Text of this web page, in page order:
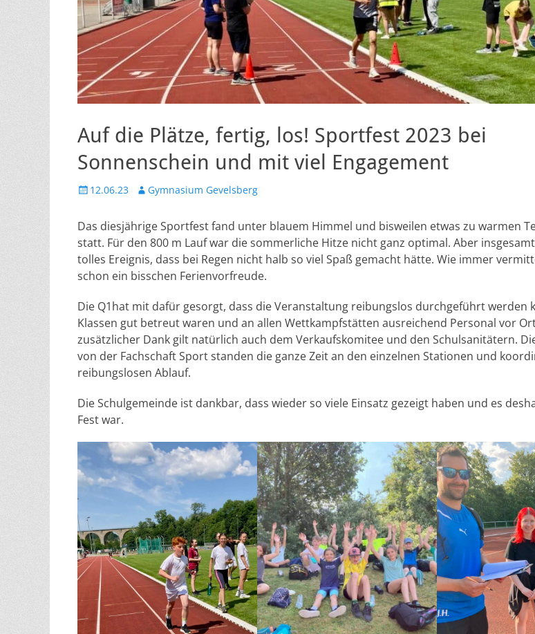
Auf die Plätze, fertig, los! Sportfest 2023 bei
Sonnenschein und mit viel Engagement
Veröffentlicht
12.06.23 AutorGymnasium Gevelsberg
Das diesjährige Sportfest fand unter blauem Himmel und bisweilen etwas zu warmen
statt. Für den 800 m Lauf war die sommerliche Hitze nicht ganz optimal. Aber
tolles Ereignis, dass bei Regen nicht halb so viel Spaß gemacht hätte. Wie immer
schon ein bisschen Ferienvorfreude.
Die Q1hat mit dafür gesorgt, dass die Veranstaltung reibungslos durchgeführt werden
Klassen gut betreut waren und an allen Wettkampfstätten ausreichend Personal vor
zusätzlicher Dank gilt natürlich auch dem Verkaufskomitee und den Schulsanitätern.
von der Fachschaft Sport standen die ganze Zeit an den einzelnen Stationen und
reibungslosen Ablauf.
Die Schulgemeinde ist dankbar, dass wieder so viele Einsatz gezeigt haben und es
Fest war.